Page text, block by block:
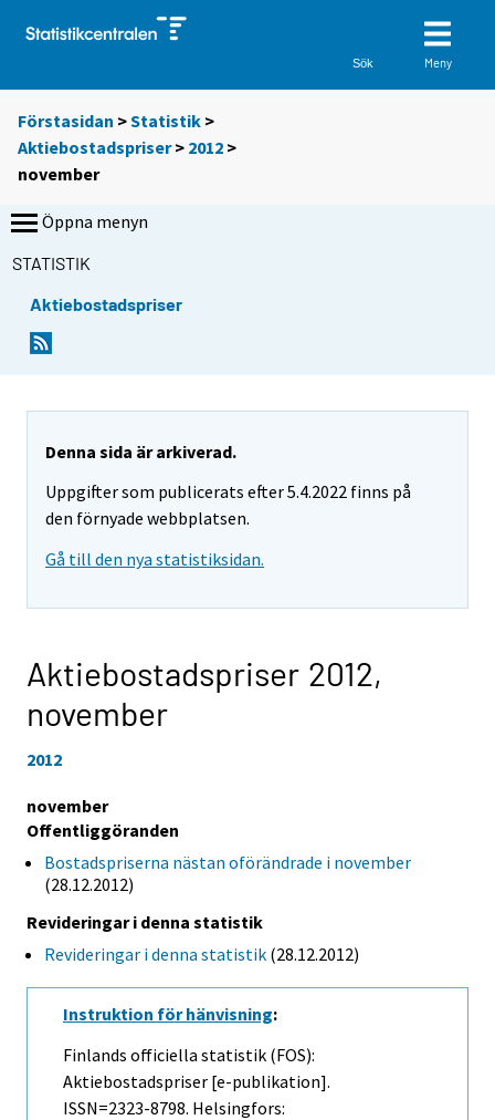
Sök Meny
Förstasidan >Statistik >
Aktiebostadspriser> 2012 >
november
Öppna menyn
STATISTIK
Aktiebostadspriser
Denna sida är arkiverad.
Uppgifter som publicerats efter 5.4.2022 finns på
den förnyade webbplatsen.
Gå till den nya statistiksidan.
Aktiebostadspriser 2012,
november
2012
november
Offentliggöranden
Bostadspriserna nästan oförändrade i november
(28.12.2012)
Revideringar i denna statistik
Revideringar i denna statistik (28.12.2012)
Instruktion för hänvisning:
Finlands officiella statistik (FOS):
Aktiebostadspriser [e-publikation].
ISSN=2323-8798. Helsingfors: